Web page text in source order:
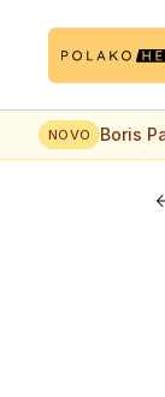
NOVO Boris